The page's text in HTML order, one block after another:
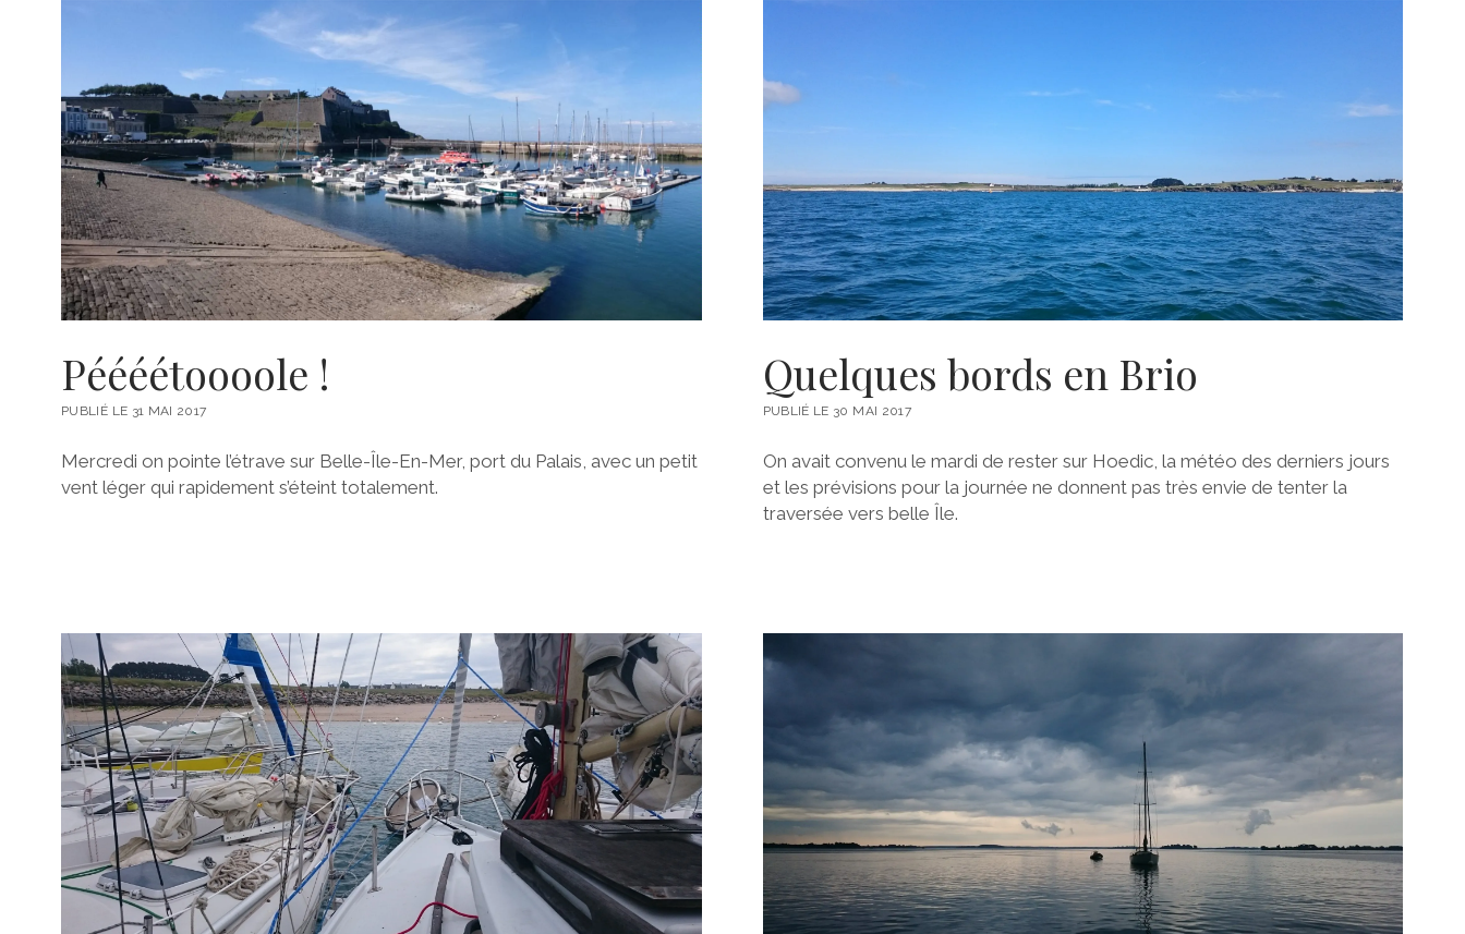
Péééétoooole !
PUBLIÉ LE 31 MAI 2017
Mercredi on pointe l’étrave sur Belle-Île-En-Mer, port du Palais, avec un petit
vent léger qui rapidement s’éteint totalement.
Quelques bords en Brio
PUBLIÉ LE 30 MAI 2017
On avait convenu le mardi de rester sur Hoedic, la météo des derniers jours
et les prévisions pour la journée ne donnent pas très envie de tenter la
traversée vers belle Île.